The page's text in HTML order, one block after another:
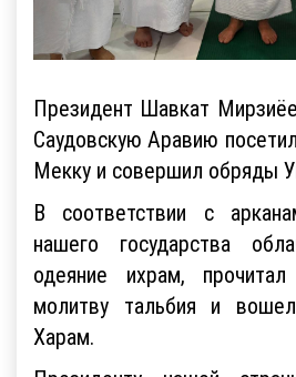
Президент Шавкат
Саудовскую Аравию
Мекку и совершил обряды
В соответствии с
нашего государства
одеяние ихрам,
молитву тальбия и
Харам.